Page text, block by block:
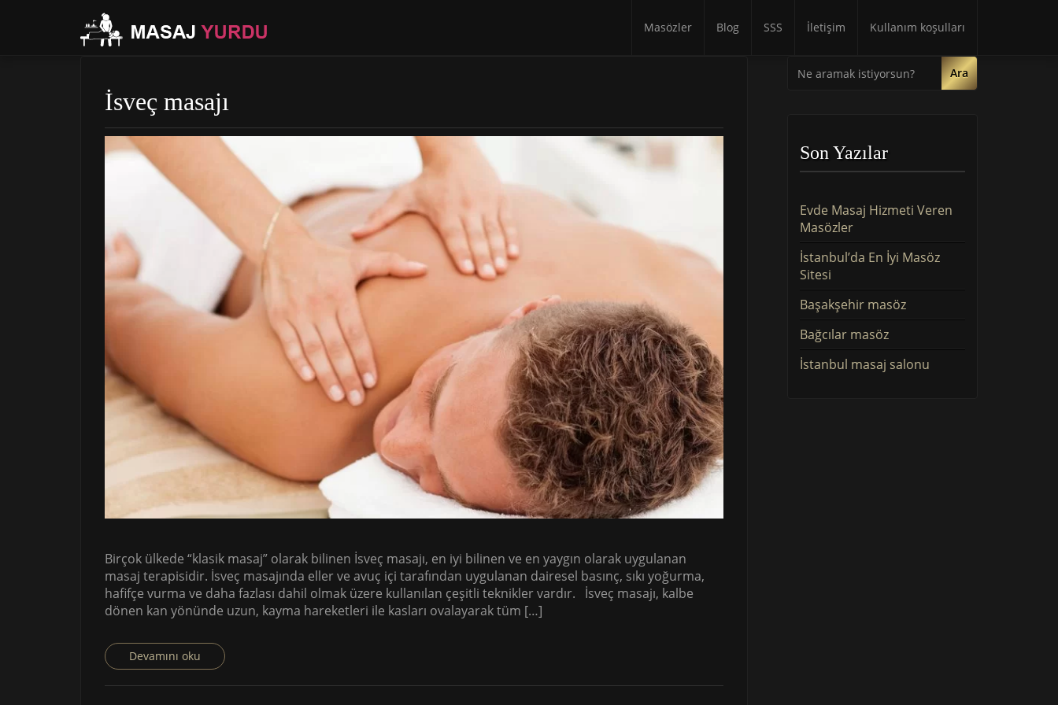
Masözler Blog SSS İletişim Kullanım koşulları
İsveç masajı
Birçok ülkede “klasik masaj” olarak bilinen İsveç masajı, en iyi bilinen ve en yaygın olarak uygulanan
masaj terapisidir. İsveç masajında ​​eller ve avuç içi tarafından uygulanan dairesel basınç, sıkı yoğurma,
hafifçe vurma ve daha fazlası dahil olmak üzere kullanılan çeşitli teknikler vardır. İsveç masajı, kalbe
dönen kan yönünde uzun, kayma hareketleri ile kasları ovalayarak tüm […]
Devamını oku
Ara
Son Yazılar
Evde Masaj Hizmeti Veren
Masözler
İstanbul’da En İyi Masöz
Sitesi
Başakşehir masöz
Bağcılar masöz
İstanbul masaj salonu